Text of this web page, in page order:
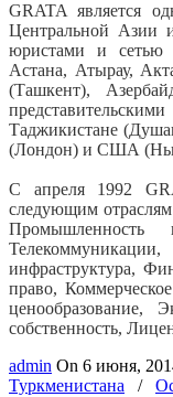
GRATA является
Центральной Азии
юристами и сетью
Астана, Атырау,
(Ташкент),
Таджикистане
(Лондон) и США
С апреля 1992
следующим
инфраструктура,
право,
ценообразование,
собственность,
admin On 6 июня,
Туркменистана
/